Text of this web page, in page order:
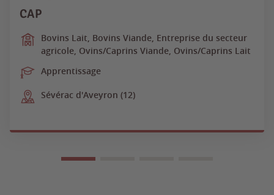
CAP
Bovins Lait, Bovins Viande, Entreprise du secteur
agricole, Ovins/Caprins Viande, Ovins/Caprins Lait
Apprentissage
Sévérac d'Aveyron (12)